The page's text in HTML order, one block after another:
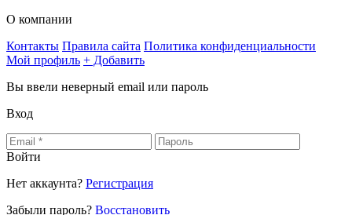
О компании
Контакты Правила сайта Политика конфиденциальности
Мой профиль + Добавить
Вы ввели неверный email или пароль
Вход
Войти
Нет аккаунта? Регистрация
Забыли пароль? Восстановить